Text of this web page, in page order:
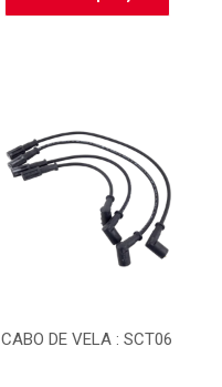
CABO DE VELA : SCT06